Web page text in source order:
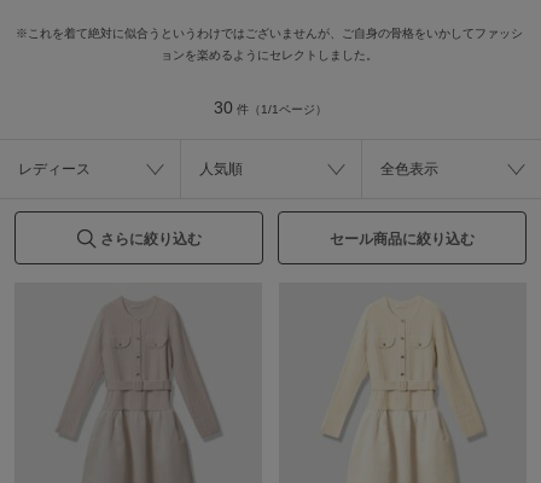
※これを着て絶対に似合うというわけではございませんが、ご自身の骨格をいかしてファッシ
ョンを楽めるようにセレクトしました。
30 件（1/1ページ）
レディース 人気順 全色表示
さらに絞り込む セール商品に絞り込む